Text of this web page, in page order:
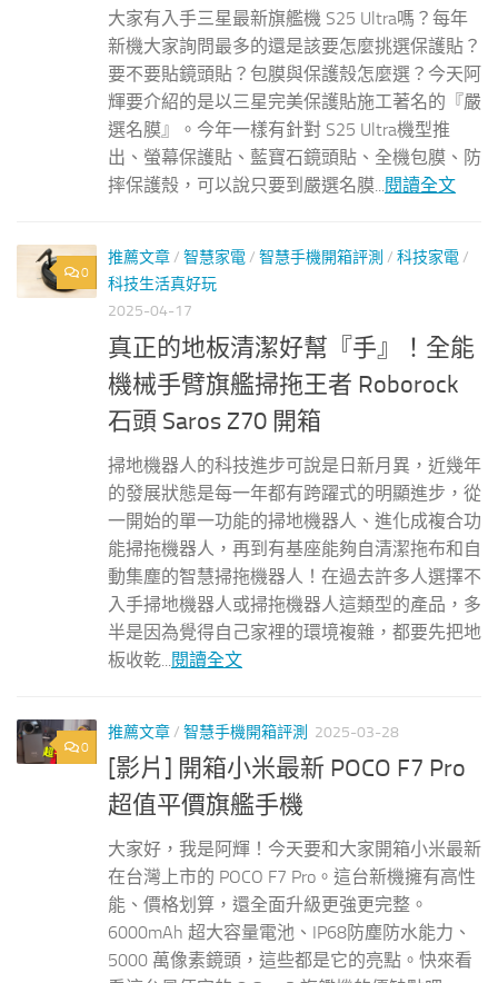
大家有入手三星最新旗艦機 S25 Ultra嗎？每年
新機大家詢問最多的還是該要怎麼挑選保護貼？
要不要貼鏡頭貼？包膜與保護殼怎麼選？今天阿
輝要介紹的是以三星完美保護貼施工著名的『嚴
選名膜』。今年一樣有針對 S25 Ultra機型推
出、螢幕保護貼、藍寶石鏡頭貼、全機包膜、防
摔保護殼，可以說只要到嚴選名膜...閱讀全文
0
推薦文章/ 智慧家電/ 智慧手機開箱評測 / 科技家電/
科技生活真好玩
2025-04-17
真正的地板清潔好幫『手』！全能
機械手臂旗艦掃拖王者 Roborock
石頭 Saros Z70 開箱
掃地機器人的科技進步可說是日新月異，近幾年
的發展狀態是每一年都有跨躍式的明顯進步，從
一開始的單一功能的掃地機器人、進化成複合功
能掃拖機器人，再到有基座能夠自清潔拖布和自
動集塵的智慧掃拖機器人！在過去許多人選擇不
入手掃地機器人或掃拖機器人這類型的產品，多
半是因為覺得自己家裡的環境複雜，都要先把地
板收乾... 閱讀全文
0
推薦文章/ 智慧手機開箱評測 2025-03-28
[影片] 開箱小米最新 POCO F7 Pro
超值平價旗艦手機
大家好，我是阿輝！今天要和大家開箱小米最新
在台灣上市的 POCO F7 Pro。這台新機擁有高性
能、價格划算，還全面升級更強更完整。
6000mAh 超大容量電池、IP68防塵防水能力、
5000 萬像素鏡頭，這些都是它的亮點。快來看